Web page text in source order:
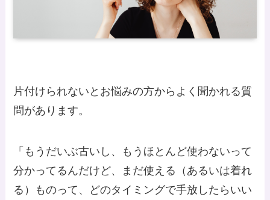
片付けられないとお悩みの方からよく聞かれる質
問があります。
「もうだいぶ古いし、もうほとんど使わないって
分かってるんだけど、まだ使える（あるいは着れ
る）ものって、どのタイミングで手放したらいい